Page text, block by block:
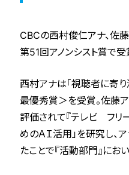
CBCの西村俊仁アナ、佐
第51回アノンシスト賞で受
西村アナは「視聴者に寄
最優秀賞＞を受賞。佐藤
評価されて『テレビ フリ
めのＡＩ活用」を研究し
たことで『活動部門』に